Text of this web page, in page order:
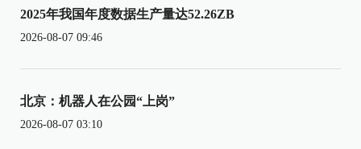
2025年我国年度数据生产量达52.26ZB
2026-08-07 09:46
北京：机器人在公园“上岗”
2026-08-07 03:10